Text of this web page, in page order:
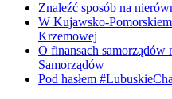
Znaleźć sposób na
W Kujawsko-
Krzemowej
O finansach samorządów
Samorządów
Pod hasłem